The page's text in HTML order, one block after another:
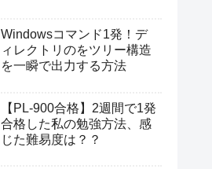
Windowsコマンド1発！デ
ィレクトリのをツリー構造
を一瞬で出力する方法
【PL-900合格】2週間で1発
合格した私の勉強方法、感
じた難易度は？？